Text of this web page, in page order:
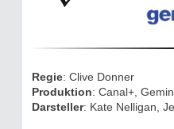
Drehorte
Regie: Clive Donner
Produktion: Canal+,
Darsteller: Kate Nelligan,